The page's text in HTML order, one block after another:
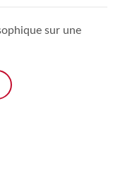
sur une